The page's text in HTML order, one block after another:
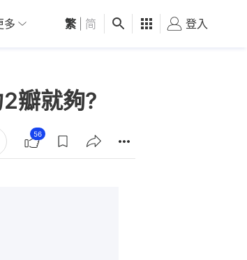
01深圳 觀點 健康 好食玩飛
多 繁 简 登入
瓣就夠?
56